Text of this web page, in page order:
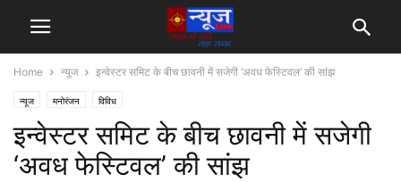
Home न्यूज इन्वेस्टर समिट के बीच छावनी में सजेगी ‘अवध फेस्टिवल’ की सांझ
न्यूज मनोरंजन विविध
इन्वेस्टर समिट के बीच छावनी में सजेगी
‘अवध फेस्टिवल’ की सांझ